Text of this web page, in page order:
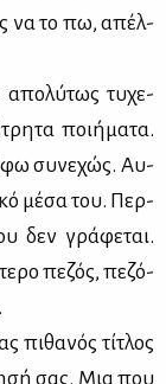
να το πω, απέλ­
απο­λύ­τως τυ­χε­
ποι­ή­μα­τα.
συ­νε­χώς. Αυ­
μέ­σα του. Περ­
δεν γρά­φε­ται.
πε­ζός, πε­ζό­
πι­θα­νός τί­τλος
σας. Μια που